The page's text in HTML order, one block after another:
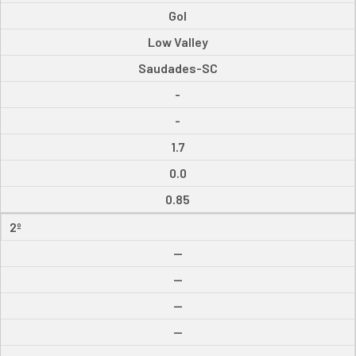
Gol
Low Valley
Saudades-SC
-
-
1.7
0.0
0.85
2º
--
--
--
--